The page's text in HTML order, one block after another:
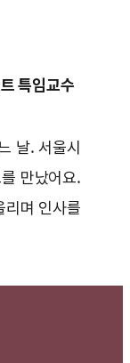
특임교수
날. 서울시
만났어요.
리며 인사를